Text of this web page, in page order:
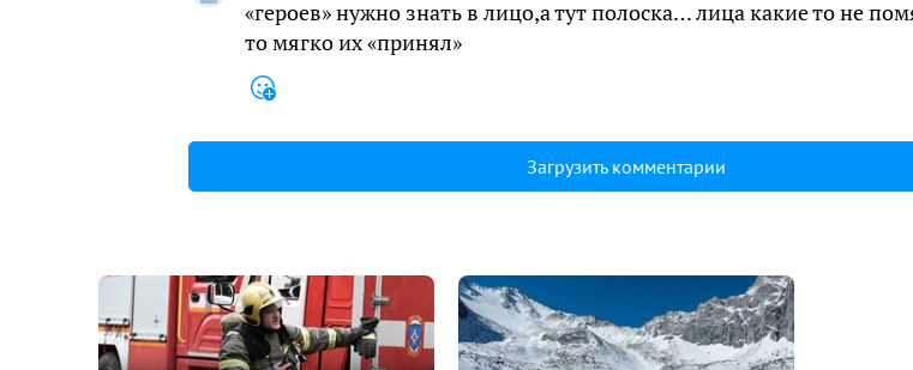
«героев» нужно знать в лицо,а тут полоска… лица какие то не
то мягко их «принял»
Загрузить комментарии